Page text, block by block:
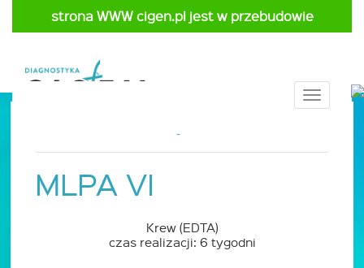
strona WWW cigen.pl jest w przebudowie
Toggle
MLPA VI
Krew (EDTA)
czas realizacji: 6 tygodni